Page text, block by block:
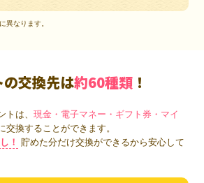
異なります。
交換先は約60種類 ！
トは、現金・電子マネー・ギフト券・マイ
交換することができます。
！
貯めた分だけ交換ができるから安心して